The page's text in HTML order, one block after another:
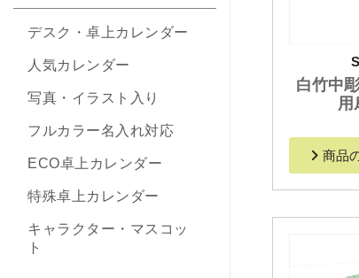
白竹中
用
商品
デスク・卓上カレンダー
人気カレンダー
写真・イラスト入り
フルカラー名入れ対応
ECO卓上カレンダー
特殊卓上カレンダー
キャラクター・マスコッ
ト